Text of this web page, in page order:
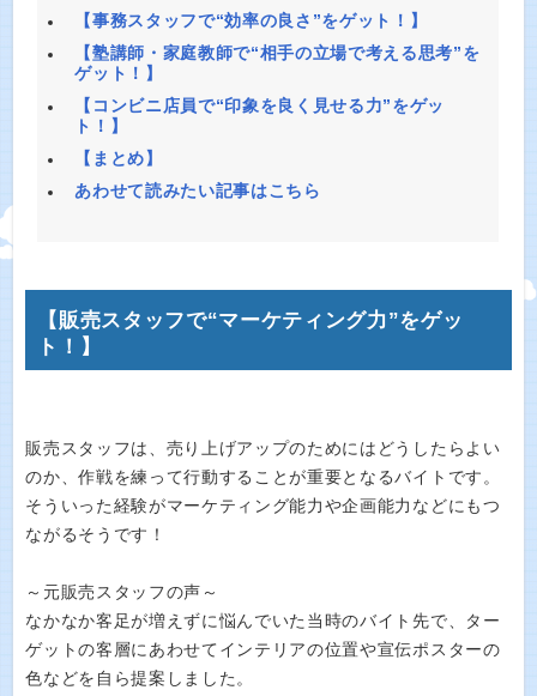
【事務スタッフで“効率の良さ”をゲット！】
【塾講師・家庭教師で“相手の立場で考える思考”を
ゲット！】
【コンビニ店員で“印象を良く見せる力”をゲッ
ト！】
【まとめ】
あわせて読みたい記事はこちら
【販売スタッフで“マーケティング力”をゲッ
ト！】
販売スタッフは、売り上げアップのためにはどうしたらよい
のか、作戦を練って行動することが重要となるバイトです。
そういった経験がマーケティング能力や企画能力などにもつ
ながるそうです！
～元販売スタッフの声～
なかなか客足が増えずに悩んでいた当時のバイト先で、ター
ゲットの客層にあわせてインテリアの位置や宣伝ポスターの
色などを自ら提案しました。